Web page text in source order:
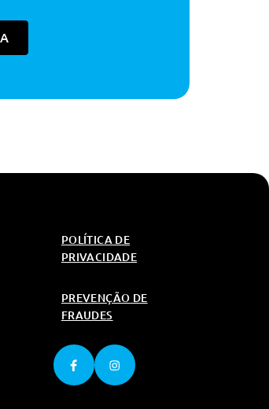
POLÍTICA DE
PRIVACIDADE
PREVENÇÃO DE
FRAUDES